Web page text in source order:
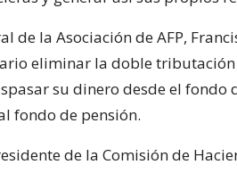
de la Asociación de AFP,
eliminar la doble
su dinero desde el fondo
fondo de pensión.
de la Comisión de